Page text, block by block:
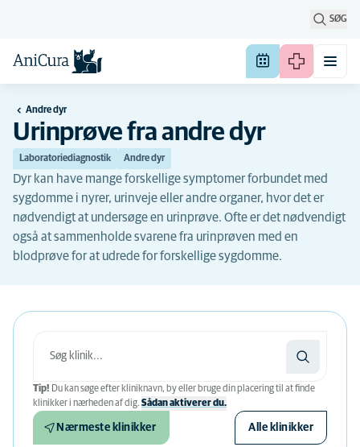
SØG
Andre dyr
Urinprøve fra andre dyr
Laboratoriediagnostik Andre dyr
Dyr kan have mange forskellige symptomer forbundet med
sygdomme i nyrer, urinveje eller andre organer, hvor det er
nødvendigt at undersøge en urinprøve. Ofte er det nødvendigt
også at sammenholde svarene fra urinprøven med en
blodprøve for at udrede for forskellige sygdomme.
Tip! Du kan søge efter kliniknavn, by eller bruge din placering til at finde
klinikker i nærheden af ​​dig. Sådan aktiverer du.
Nærmeste klinikker Alle klinikker